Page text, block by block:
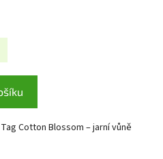
Cotton Blossom – jarní vůně